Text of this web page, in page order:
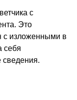
с
Это
с изложенными в
себя
сведения.